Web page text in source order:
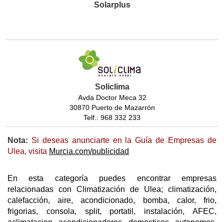
Solarplus
Soliclima
Avda Doctor Meca 32
30870 Puerto de Mazarrón
Telf.: 968 332 233
Nota: Si deseas anunciarte en la Guía de Empresas de
Ulea, visita Murcia.com/publicidad
En esta categoría puedes encontrar empresas
relacionadas con Climatización de Ulea; climatización,
calefacción, aire, acondicionado, bomba, calor, frio,
frigorias, consola, split, portatil, instalación, AFEC,